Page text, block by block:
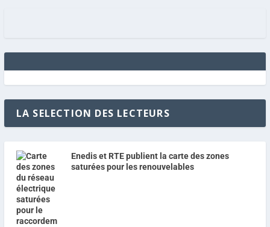
LA SELECTION DES LECTEURS
Enedis et RTE publient la carte des zones
saturées pour les renouvelables